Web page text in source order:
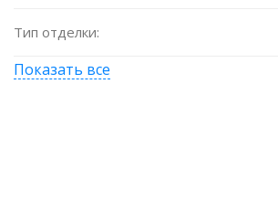
Тип отделки:
Показать все